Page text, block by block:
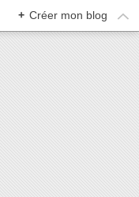
+ Créer mon blog